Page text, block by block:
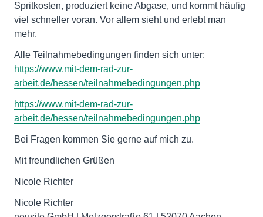
Spritkosten, produziert keine Abgase, und kommt häufig
viel schneller voran. Vor allem sieht und erlebt man
mehr.
Alle Teilnahmebedingungen finden sich unter:
https://www.mit-dem-rad-zur-
arbeit.de/hessen/teilnahmebedingungen.php
https://www.mit-dem-rad-zur-
arbeit.de/hessen/teilnahmebedingungen.php
Bei Fragen kommen Sie gerne auf mich zu.
Mit freundlichen Grüßen
Nicole Richter
Nicole Richter